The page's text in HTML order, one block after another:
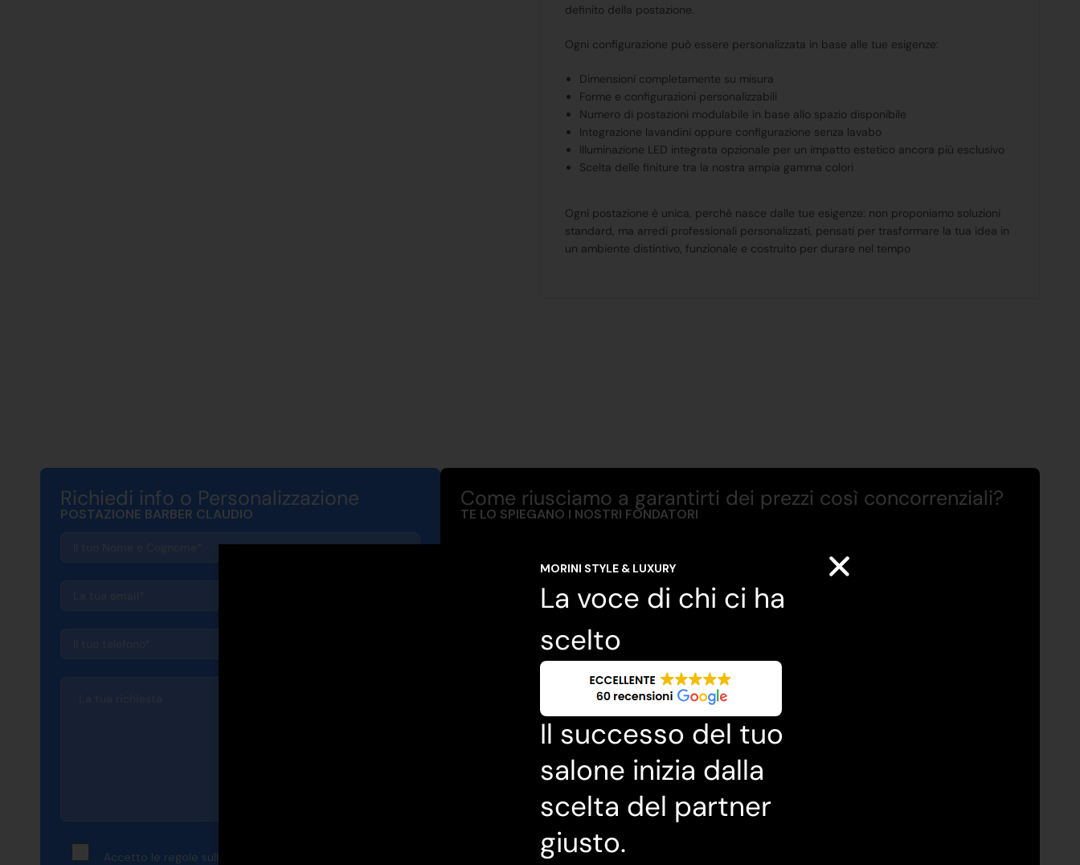
definito della postazione.
Ogni configurazione può essere personalizzata in base alle tue esigenze:
Dimensioni completamente su misura
Forme e configurazioni personalizzabili
Numero di postazioni modulabile in base allo spazio disponibile
Integrazione lavandini oppure configurazione senza lavabo
Illuminazione LED integrata opzionale per un impatto estetico ancora più esclusivo
Scelta delle finiture tra la nostra ampia gamma colori
Ogni postazione è unica, perché nasce dalle tue esigenze: non proponiamo soluzioni
standard, ma arredi professionali personalizzati, pensati per trasformare la tua idea in
un ambiente distintivo, funzionale e costruito per durare nel tempo
Richiedi info o Personalizzazione
POSTAZIONE BARBER CLAUDIO
Accetto le regole sulla
Come riusciamo a garantirti dei prezzi così concorrenziali?
TE LO SPIEGANO I NOSTRI FONDATORI
MORINI STYLE & LUXURY
La voce di chi ci ha
scelto
Il successo del tuo
salone inizia dalla
scelta del partner
giusto.